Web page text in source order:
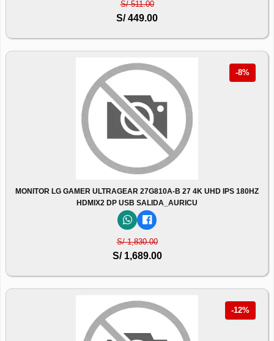
S/ 511.00
S/ 449.00
-8%
MONITOR LG GAMER ULTRAGEAR 27G810A-B 27 4K UHD IPS 180HZ
HDMIX2 DP USB SALIDA_AURICU
S/ 1,830.00
S/ 1,689.00
-12%